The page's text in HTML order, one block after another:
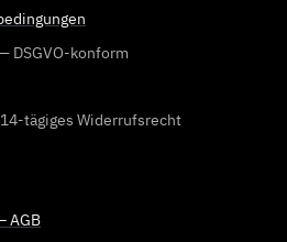
DSGVO-konform
tägiges Widerrufsrecht
AGB